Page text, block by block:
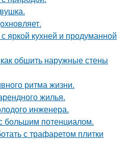
яркой кухней и продуманной
обшить наружные стены
ритма жизни.
жилья.
инженера.
большим потенциалом.
с трафаретом плитки